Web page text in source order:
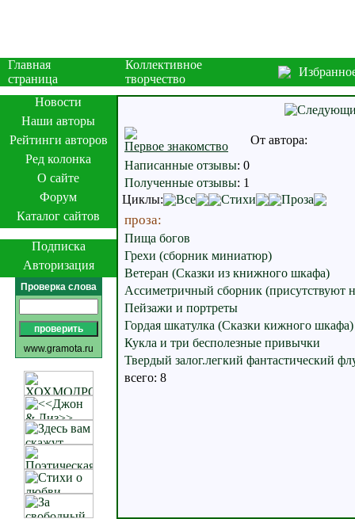
Главная
страница
Коллективное
творчество
Новости
Наши авторы
Рейтинги авторов
Ред колонка
О сайте
Форум
Каталог сайтов
Подписка
Авторизация
Проверка слова
www.gramota.ru
Первое знакомство
От автора:
Написанные отзывы: 0
Полученные отзывы: 1
Циклы:
Все Стихи Проза
проза:
Пища богов
Грехи (сборник миниатюр)
Ветеран (Сказки из книжного шкафа)
Ассиметричный сборник (присутствуют
Пейзажи и портреты
Гордая шкатулка (Сказки кижного шкафа)
Кукла и три бесполезные привычки
Твердый залог.легкий фантастический
всего: 8